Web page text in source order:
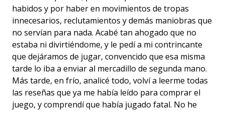
habidos y por haber en movimientos de tropas
innecesarios, reclutamientos y demás maniobras que
no servían para nada. Acabé tan ahogado que no
estaba ni divirtiéndome, y le pedí a mi contrincante
que dejáramos de jugar, convencido que esa misma
tarde lo iba a enviar al mercadillo de segunda mano.
Más tarde, en frío, analicé todo, volví a leerme todas
las reseñas que ya me había leído para comprar el
juego, y comprendí que había jugado fatal. No he